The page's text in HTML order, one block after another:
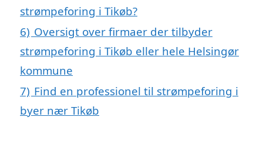
strømpeforing i Tikøb?
6) Oversigt over firmaer der tilbyder
strømpeforing i Tikøb eller hele Helsingør
kommune
7) Find en professionel til strømpeforing i
byer nær Tikøb